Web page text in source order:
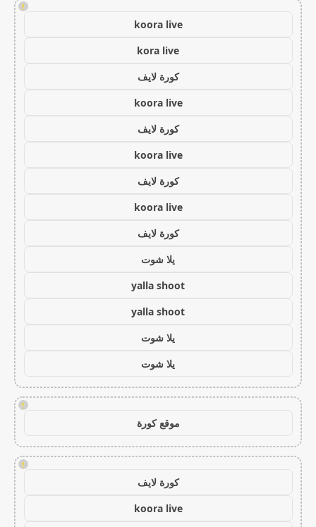
!
koora live
kora live
كورة لايف
koora live
كورة لايف
koora live
كورة لايف
koora live
كورة لايف
يلا شوت
yalla shoot
yalla shoot
يلا شوت
يلا شوت
!
موقع كورة
!
كورة لايف
koora live